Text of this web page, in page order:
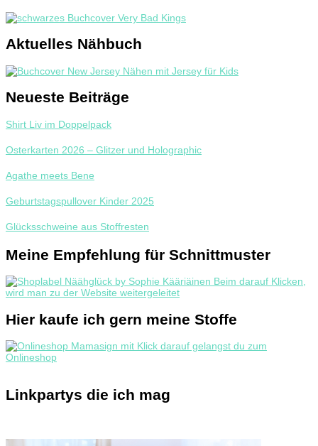
Aktuelles Nähbuch
Neueste Beiträge
Shirt Liv im Doppelpack
Osterkarten 2026 – Glitzer und Holographic
Agathe meets Bene
Geburtstagspullover Kinder 2025
Glücksschweine aus Stoffresten
Meine Empfehlung für Schnittmuster
Hier kaufe ich gern meine Stoffe
Linkpartys die ich mag